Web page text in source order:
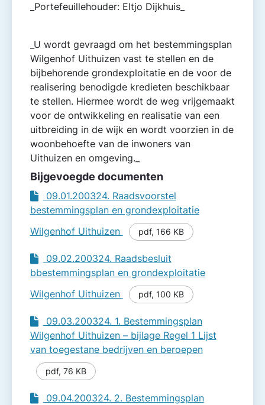
_Portefeuillehouder: Eltjo Dijkhuis_
_U wordt gevraagd om het bestemmingsplan
Wilgenhof Uithuizen vast te stellen en de
bijbehorende grondexploitatie en de voor de
realisering benodigde kredieten beschikbaar
te stellen. Hiermee wordt de weg vrijgemaakt
voor de ontwikkeling en realisatie van een
uitbreiding in de wijk en wordt voorzien in de
woonbehoefte van de inwoners van
Uithuizen en omgeving._
Bijgevoegde documenten
09.01.200324. Raadsvoorstel
bestemmingsplan en grondexploitatie
Wilgenhof Uithuizen
pdf, 166 KB
09.02.200324. Raadsbesluit
bbestemmingsplan en grondexploitatie
Wilgenhof Uithuizen
pdf, 100 KB
09.03.200324. 1. Bestemmingsplan
Wilgenhof Uithuizen – bijlage Regel 1 Lijst
van toegestane bedrijven en beroepen
pdf, 76 KB
09.04.200324. 2. Bestemmingsplan